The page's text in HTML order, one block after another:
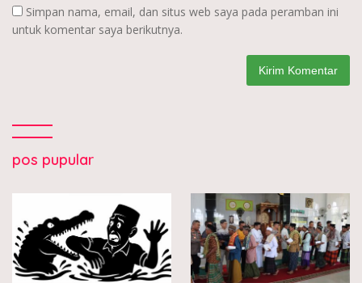
Simpan nama, email, dan situs web saya pada peramban ini
untuk komentar saya berikutnya.
pos pupular